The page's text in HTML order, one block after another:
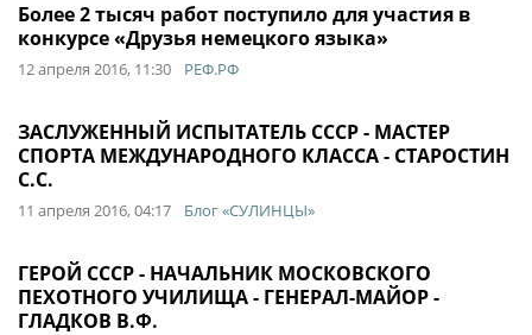
Более 2 тысяч работ поступило для участия в
конкурсе «Друзья немецкого языка»
12 апреля 2016, 11:30 РЕФ.РФ
ЗАСЛУЖЕННЫЙ ИСПЫТАТЕЛЬ СССР - МАСТЕР
СПОРТА МЕЖДУНАРОДНОГО КЛАССА - СТАРОСТИН
С.С.
11 апреля 2016, 04:17 Блог «СУЛИНЦЫ»
ГЕРОЙ СССР - НАЧАЛЬНИК МОСКОВСКОГО
ПЕХОТНОГО УЧИЛИЩА - ГЕНЕРАЛ-МАЙОР -
ГЛАДКОВ В.Ф.